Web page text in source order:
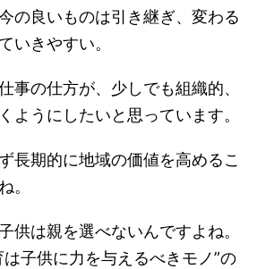
の良いものは引き継ぎ、変わる
いきやすい。
事の仕方が、少しでも組織的、
ようにしたいと思っています。
長期的に地域の価値を高めるこ
。
供は親を選べないんですよね。
子供に力を与えるべきモノ”の